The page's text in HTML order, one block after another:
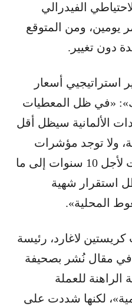
الفيدرالي
يومين، ومن المتوقع
دون تغيير.
استراتيجيي أسعار
«في ظل المعطيات
الألمانية سيظل أقل
ولا توجد مؤشرات
على تراجع عوائد السندات لأجل 10 سنوات إلى ما
ظل استقرار شهية
المحلية».
لاغارد، رئيسة
في مقال نُشر بصحيفة
الراهنة للعملة
لكنها شددت على